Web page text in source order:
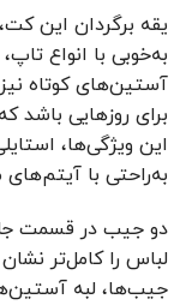
یقه برگردان این
به‌خوبی با انواع
آستین‌های کوتاه
برای روزهایی
این ویژگی‌ها،
به‌راحتی با
دو جیب در قسمت
لباس را کامل‌تر
جیب‌ها، لبه